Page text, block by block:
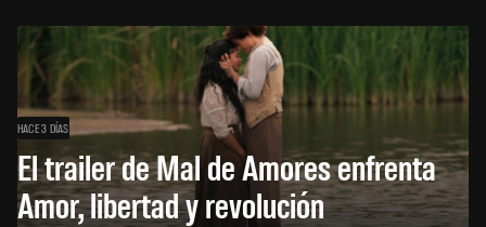
HACE 3 DÍAS
El trailer de Mal de Amores enfrenta
Amor, libertad y revolución